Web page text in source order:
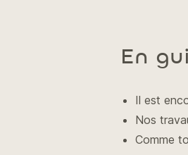
En
Il est
Nos
Comme